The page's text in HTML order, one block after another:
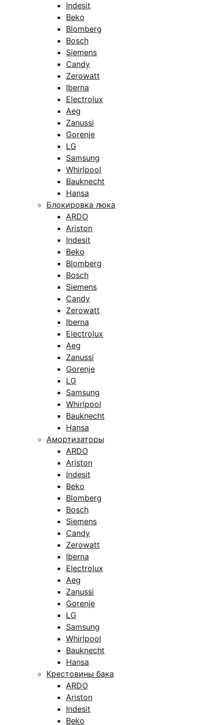
Indesit
Beko
Blomberg
Bosch
Siemens
Candy
Zerowatt
Iberna
Electrolux
Aeg
Zanussi
Gorenje
LG
Samsung
Whirlpool
Bauknecht
Hansa
Блокировка люка
ARDO
Ariston
Indesit
Beko
Blomberg
Bosch
Siemens
Candy
Zerowatt
Iberna
Electrolux
Aeg
Zanussi
Gorenje
LG
Samsung
Whirlpool
Bauknecht
Hansa
Амортизаторы
ARDO
Ariston
Indesit
Beko
Blomberg
Bosch
Siemens
Candy
Zerowatt
Iberna
Electrolux
Aeg
Zanussi
Gorenje
LG
Samsung
Whirlpool
Bauknecht
Hansa
Крестовины бака
ARDO
Ariston
Indesit
Beko